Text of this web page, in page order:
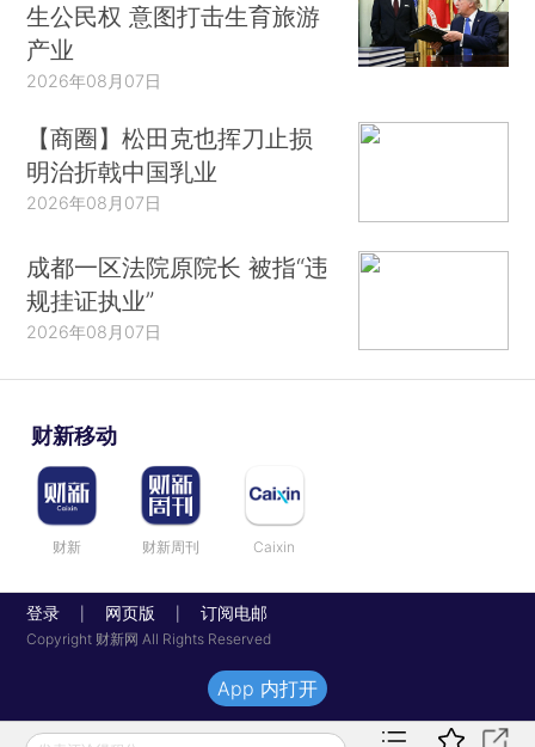
生公民权 意图打击生育旅游
产业
2026年08月07日
【商圈】松田克也挥刀止损
明治折戟中国乳业
2026年08月07日
成都一区法院原院长 被指“违
规挂证执业”
2026年08月07日
财新移动
财新 财新周刊 Caixin
登录 网页版 订阅电邮
Copyright 财新网 All Rights Reserved
App 内打开